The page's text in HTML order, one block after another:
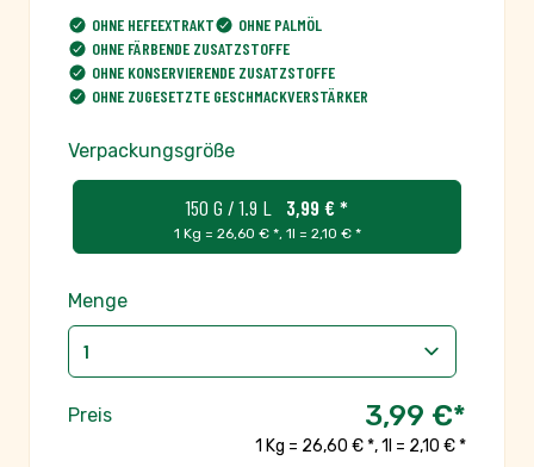
OHNE HEFEEXTRAKT
OHNE PALMÖL
OHNE FÄRBENDE ZUSATZSTOFFE
OHNE KONSERVIERENDE ZUSATZSTOFFE
OHNE ZUGESETZTE GESCHMACKVERSTÄRKER
Verpackungsgröße
150 G / 1.9 L 3,99 € *
1 Kg = 26,60 € *, 1l = 2,10 € *
Menge
Preis 3,99 €*
1 Kg = 26,60 € *,1l = 2,10 € *